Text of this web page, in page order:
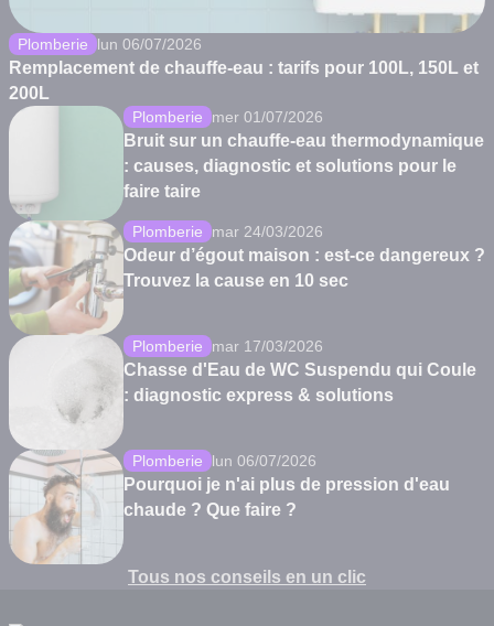
Plomberie lun 06/07/2026
Remplacement de chauffe-eau : tarifs pour 100L, 150L et
200L
Plomberie mer 01/07/2026
Bruit sur un chauffe-eau thermodynamique
: causes, diagnostic et solutions pour le
faire taire
Plomberie mar 24/03/2026
Odeur d’égout maison : est-ce dangereux ?
Trouvez la cause en 10 sec
Plomberie mar 17/03/2026
Chasse d'Eau de WC Suspendu qui Coule
: diagnostic express & solutions
Plomberie lun 06/07/2026
Pourquoi je n'ai plus de pression d'eau
chaude ? Que faire ?
Tous nos conseils en un clic